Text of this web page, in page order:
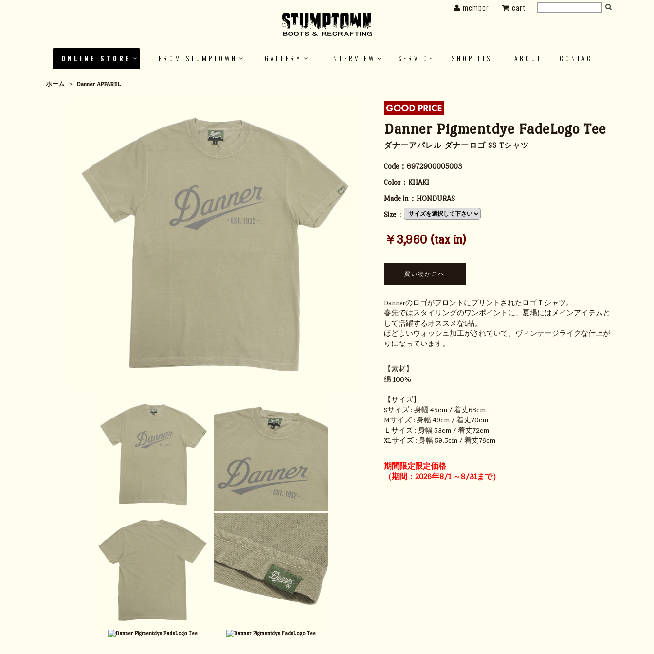
ONLINE STORE FROM STUMPTOWN GALLERY INTERVIEW SERVICE SHOP LIST ABOUT CONTACT
member cart
ホーム > Danner APPAREL
Danner Pigmentdye FadeLogo Tee
ダナーアパレル ダナーロゴ SS Tシャツ
Code： 6972900005003
Color： KHAKI
Made in： HONDURAS
Size：
￥3,960 (tax in)
DannerのロゴがフロントにプリントされたロゴＴシャツ。
春先ではスタイリングのワンポイントに、夏場にはメインアイテムと
して活躍するオススメな1品。
ほどよいウォッシュ加工がされていて、ヴィンテージライクな仕上が
りになっています。
【素材】
綿 100%
【サイズ】
Sサイズ : 身幅 45cm / 着丈65cm
Mサイズ : 身幅 49cm / 着丈70cm
Ｌサイズ : 身幅 53cm / 着丈72cm
XLサイズ : 身幅 59.5cm / 着丈76cm
期間限定限定価格
（期間：2026年8/1 ～8/31まで）